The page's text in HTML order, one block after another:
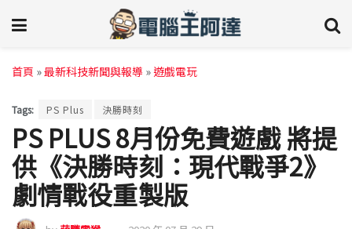
首頁 »最新科技新聞與報導 »遊戲電玩
Tags: PS Plus 決勝時刻
PS PLUS 8月份免費遊戲 將提
供《決勝時刻：現代戰爭2》
劇情戰役重製版